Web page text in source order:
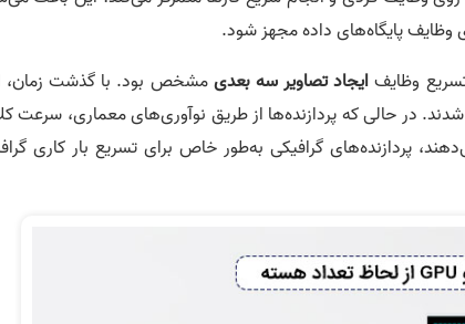
وظایف پایگاه‌های داده مجهز شود.
ایجاد تصاویر سه بعدیمشخص بود. با گذشت زمان،
شدند. در حالی که پردازنده‌ها از طریق نوآوری‌های معماری، سرعت
پردازنده‌های گرافیکی به‌طور خاص برای تسریع بار کاری